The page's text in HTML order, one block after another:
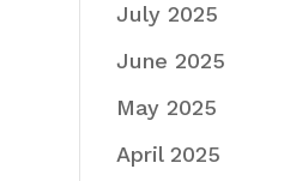
July 2025
June 2025
May 2025
April 2025